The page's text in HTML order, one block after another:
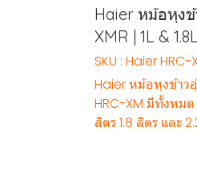
Haier หม้อหุง
XMR | 1L & 1.8L
SKU : Haier HRC-
Haier หม้อหุงข้าว
HRC-XM มีทั้งหมด
ลิตร 1.8 ลิตร และ